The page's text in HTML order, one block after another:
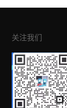
关注我们